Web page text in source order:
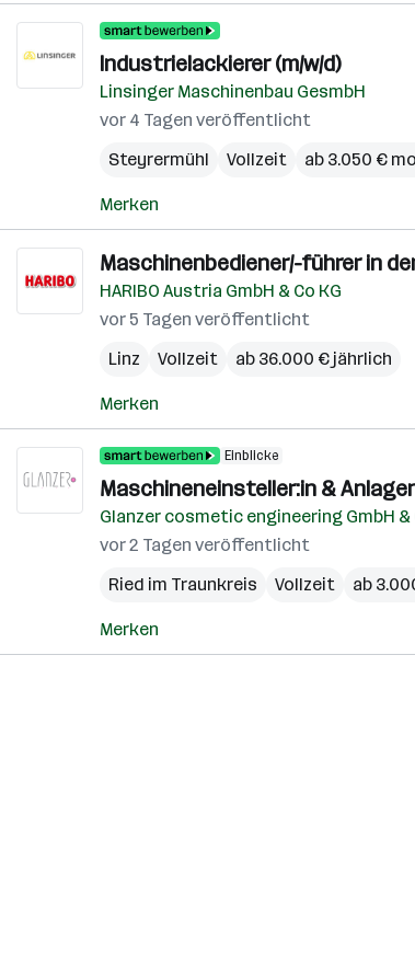
Industrielackierer (m/w/d)
Linsinger Maschinenbau GesmbH
vor 4 Tagen veröffentlicht
Steyrermühl
Vollzeit ab 3.050 €
Merken
Maschinenbediener/-führer in
HARIBO Austria GmbH & Co KG
vor 5 Tagen veröffentlicht
Linz
Vollzeit ab 36.000 € jährlich
Merken
Einblicke
Maschineneinsteller:in &
Glanzer cosmetic engineering GmbH &
vor 2 Tagen veröffentlicht
Ried im Traunkreis
Vollzeit ab
Merken